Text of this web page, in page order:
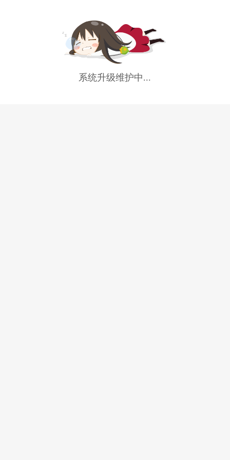
系统升级维护中...